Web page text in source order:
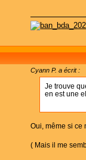
Cyann P. a écrit :
Je trouve
en est une
Oui, même si ce
( Mais il me